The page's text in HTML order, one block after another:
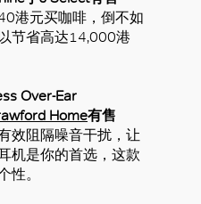
港元买咖啡，倒不如
节省高达14,000港
Over-Ear
Home有售
效阻隔噪音干扰，让
机是你的首选，这款
性。